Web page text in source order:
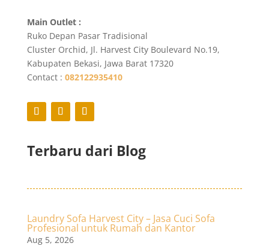
Main Outlet :
Ruko Depan Pasar Tradisional
Cluster Orchid, Jl. Harvest City Boulevard No.19,
Kabupaten Bekasi, Jawa Barat 17320
Contact : 082122935410
Terbaru dari Blog
Laundry Sofa Harvest City – Jasa Cuci Sofa
Profesional untuk Rumah dan Kantor
Aug 5, 2026